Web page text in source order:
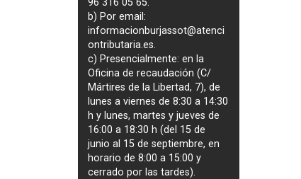
b) Por email:
informacionburjassot@atenci
ontributaria.es.
c) Presencialmente: en la
Oficina de recaudación (C/
Mártires de la Libertad, 7), de
lunes a viernes de 8:30 a 14:30
h y lunes, martes y jueves de
16:00 a 18:30 h (del 15 de
junio al 15 de septiembre, en
horario de 8:00 a 15:00 y
cerrado por las tardes).